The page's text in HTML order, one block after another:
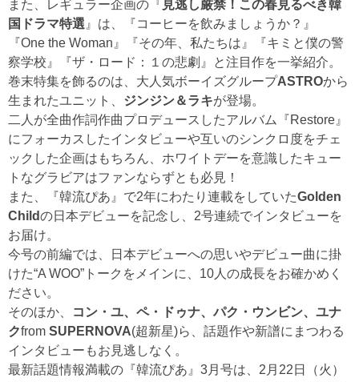
また、レギュラー企画の『 見逃し厳禁！この春見るべき韓
国ドラマ特選 』は、『コーヒーを飲みましょうか？』
『One the Woman』『その年、私たちは』『キミと僕の警
察学校』『ザ・ロード：１の悲劇』と注目作を一挙紹介。
巻末特集を飾るのは、大人気ボーイズグループASTROから
生まれたユニット、 ジンジン＆ラキが登場。
二人が全曲作詞作曲プロデュースしたアルバム『Restore』
にフォーカスしたインタビューや互いのシンクロ度をチェ
ックした企画はもちろん、ホワイトデーを意識したキュー
トなグラビアはファンならずとも必見！
また、『韓流ぴあ』で2年にわたり連載をしていたGolden
Childの日本デビューを記念し、2号連続でインタビューを
お届け。
今号の前編では、日本デビューへの思いやデビュー曲に掛
けた“A WOO”トークをメインに、10人の成長をお確かめく
ださい。
そのほか、
コン・ユ、ペ・ドゥナ、パク・ウンビン、ユナ
クfrom SUPERNOVA(超新星)ら、話題作や新譜にまつわる
インタビューもお見逃しなく。
最新話題情報満載の『韓流ぴあ』3月号は、2月22日（火）